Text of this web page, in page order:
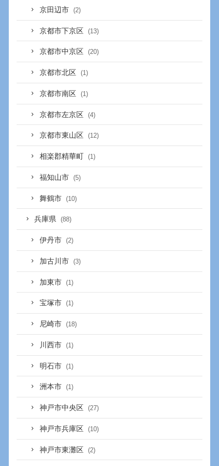
京田辺市 (2)
京都市下京区 (13)
京都市中京区 (20)
京都市北区 (1)
京都市南区 (1)
京都市左京区 (4)
京都市東山区 (12)
相楽郡精華町 (1)
福知山市 (5)
舞鶴市 (10)
兵庫県 (88)
伊丹市 (2)
加古川市 (3)
加東市 (1)
宝塚市 (1)
尼崎市 (18)
川西市 (1)
明石市 (1)
洲本市 (1)
神戸市中央区 (27)
神戸市兵庫区 (10)
神戸市東灘区 (2)